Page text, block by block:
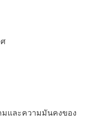
และความมันคงของ